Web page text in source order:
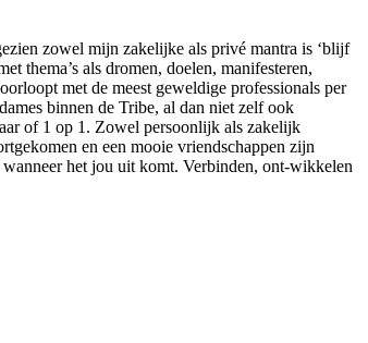
zowel mijn zakelijke als privé mantra is ‘blijf
thema’s als dromen, doelen, manifesteren,
met de meest geweldige professionals per
binnen de Tribe, al dan niet zelf ook
of 1 op 1. Zowel persoonlijk als zakelijk
en een mooie vriendschappen zijn
wanneer het jou uit komt. Verbinden, ont-wikkelen